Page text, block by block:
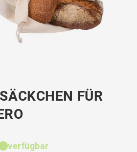
FÜR
verfügbar